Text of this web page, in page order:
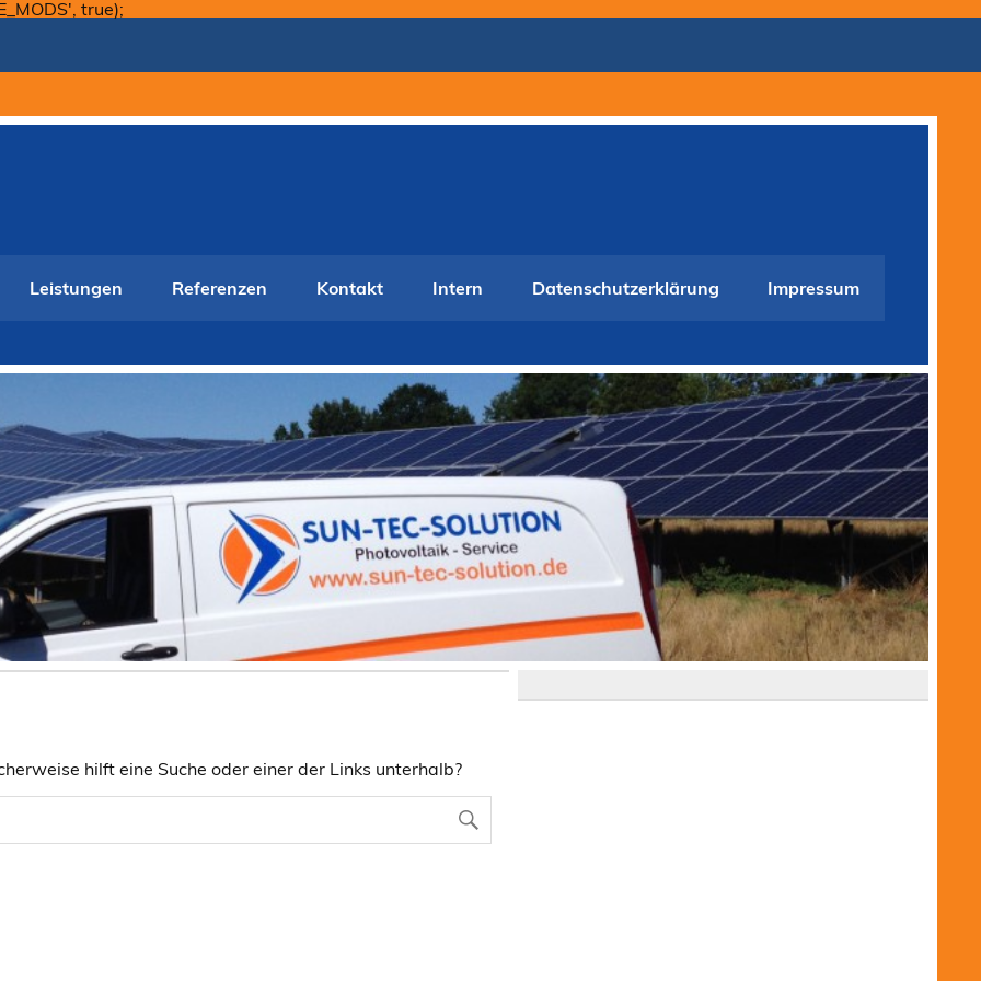
true);
Leistungen Referenzen Kontakt Intern Datenschutzerklärung Impressum
hilft eine Suche oder einer der Links unterhalb?